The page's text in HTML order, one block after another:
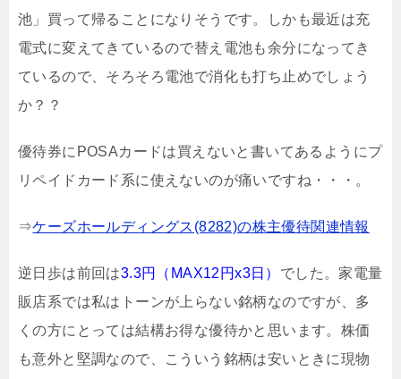
池」買って帰ることになりそうです。しかも最近は充
電式に変えてきているので替え電池も余分になってき
ているので、そろそろ電池で消化も打ち止めでしょう
か？？
優待券にPOSAカードは買えないと書いてあるようにプ
リペイドカード系に使えないのが痛いですね・・・。
⇒ケーズホールディングス(8282)の株主優待関連情報
逆日歩は前回は3.3円（MAX12円x3日） でした。家電量
販店系では私はトーンが上らない銘柄なのですが、多
くの方にとっては結構お得な優待かと思います。株価
も意外と堅調なので、こういう銘柄は安いときに現物